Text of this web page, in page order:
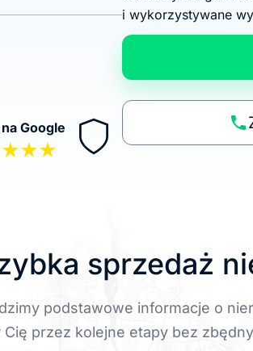
Google
o
d
n
p
o
i wykorzystywane
sprzedaż
podstawowe informacje o
przez kolejne etapy bez